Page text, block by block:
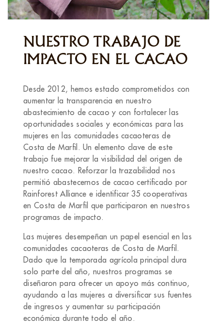
NUESTRO TRABAJO DE
IMPACTO EN EL CACAO
Desde 2012, hemos estado comprometidos con
aumentar la transparencia en nuestro
abastecimiento de cacao y con fortalecer las
oportunidades sociales y económicas para las
mujeres en las comunidades cacaoteras de
Costa de Marfil. Un elemento clave de este
trabajo fue mejorar la visibilidad del origen de
nuestro cacao. Reforzar la trazabilidad nos
permitió abastecernos de cacao certificado por
Rainforest Alliance e identificar 35 cooperativas
en Costa de Marfil que participaron en nuestros
programas de impacto.
Las mujeres desempeñan un papel esencial en las
comunidades cacaoteras de Costa de Marfil.
Dado que la temporada agrícola principal dura
solo parte del año, nuestros programas se
diseñaron para ofrecer un apoyo más continuo,
ayudando a las mujeres a diversificar sus fuentes
de ingresos y aumentar su participación
económica durante todo el año.